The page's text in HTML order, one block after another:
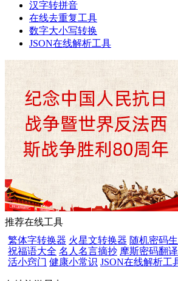
汉字转拼音
在线去重复工具
数字大小写转换
JSON在线解析工具
推荐在线工具
繁体字转换器 火星文转换器 随机密码
祝福语大全 名人名言摘抄 摩斯密码翻
活小窍门 健康小常识 JSON在线解析工